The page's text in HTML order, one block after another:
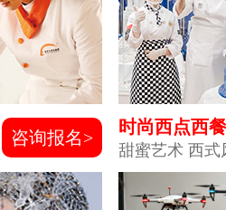
咨询报名>
时尚西点西
甜蜜艺术 西式